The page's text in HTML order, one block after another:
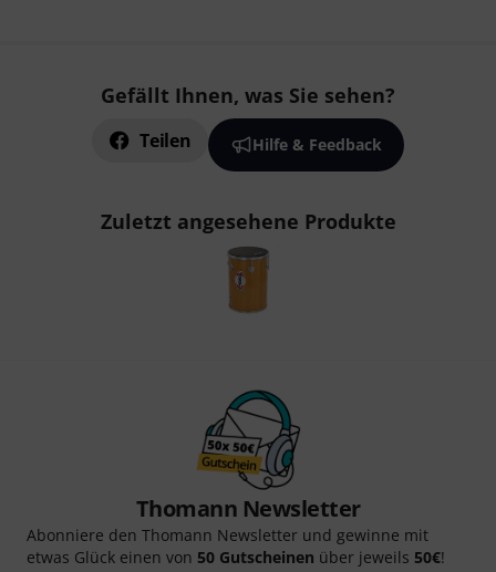
Gefällt Ihnen, was Sie sehen?
Teilen Hilfe & Feedback
Zuletzt angesehene Produkte
Thomann Newsletter
Abonniere den Thomann Newsletter und gewinne mit
etwas Glück einen von 50 Gutscheinen über jeweils 50€!